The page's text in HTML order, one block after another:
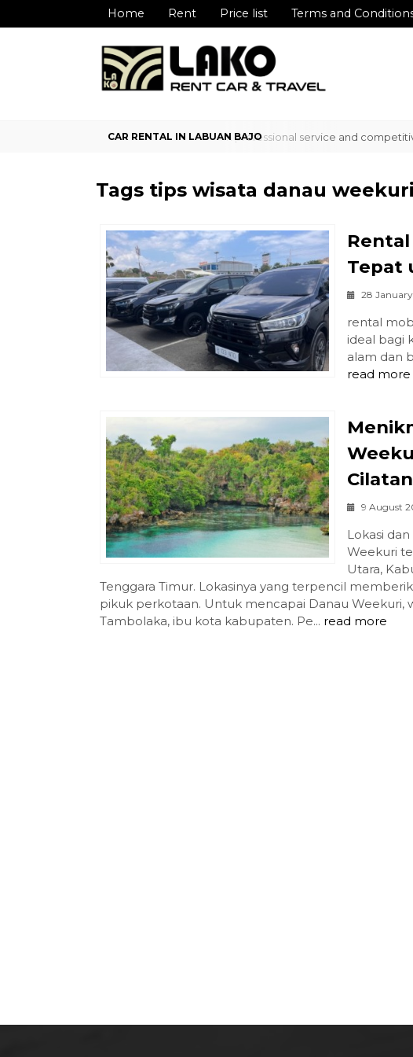
Home Rent Price list Terms and
car rental service in Labuan Bajo with professional service and
Tags tips wisata danau weekuri
Tepat
28
rental
ideal bagi
alam dan
read more
9 August
Lokasi
Weekuri
Utara,
Tenggara Timur. Lokasinya yang terpencil
pikuk perkotaan. Untuk mencapai Danau Weekuri,
Tambolaka, ibu kota kabupaten. Pe... read more